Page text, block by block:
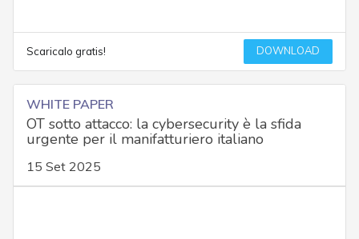
Scaricalo gratis! DOWNLOAD
WHITE PAPER
OT sotto attacco: la cybersecurity è la sfida
urgente per il manifatturiero italiano
15 Set 2025